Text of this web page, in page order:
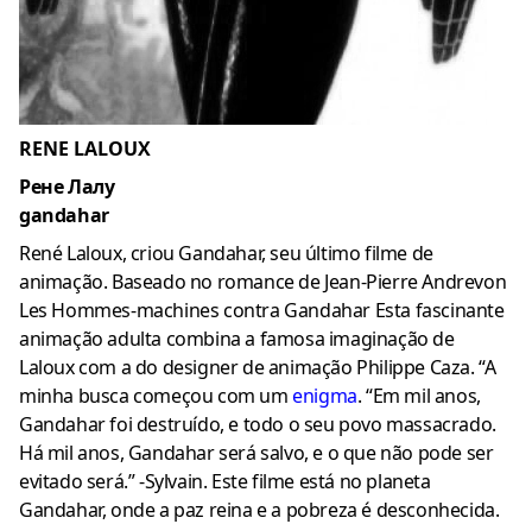
RENE LALOUX
Рене Лалу
gandahar
René Laloux, criou Gandahar, seu último filme de
animação. Baseado no romance de Jean-Pierre Andrevon
Les Hommes-machines contra Gandahar Esta fascinante
animação adulta combina a famosa imaginação de
Laloux com a do designer de animação Philippe Caza. “A
minha busca começou com umenigma. “Em mil anos,
Gandahar foi destruído, e todo o seu povo massacrado.
Há mil anos, Gandahar será salvo, e o que não pode ser
evitado será.” -Sylvain. Este filme está no planeta
Gandahar, onde a paz reina e a pobreza é desconhecida.